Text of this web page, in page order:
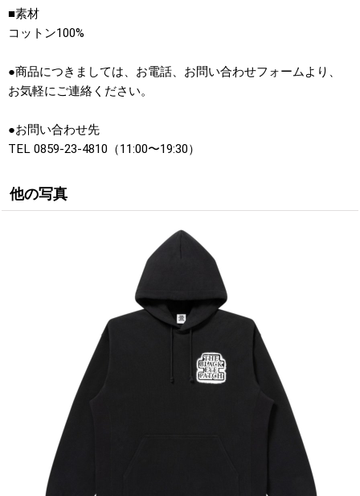
■素材
コットン100%
●商品につきましては、お電話、お問い合わせフォームより、
お気軽にご連絡ください。
●お問い合わせ先
TEL 0859-23-4810（11:00〜19:30）
他の写真